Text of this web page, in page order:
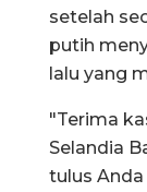
setelah
putih
lalu yang
"Terima
Selandia
tulus